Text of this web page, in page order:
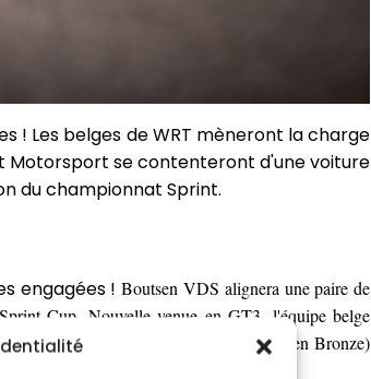
! Les belges de WRT mèneront la charge
Motorsport se contenteront d'une voiture
du championnat Sprint.
engagées !Boutsen VDS alignera une paire de
Cup. Nouvelle venue en GT3, l'équipe belge
alignera 2 voitures (1 en Silver et 1 en Bronze)